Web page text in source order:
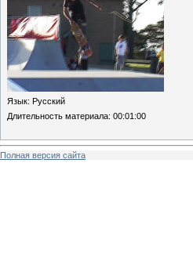
Язык: Русский
Длительность материала: 00:01:00
Полная версия сайта